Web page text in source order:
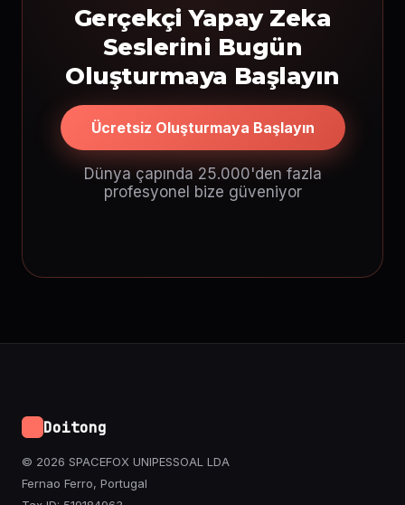
Gerçekçi Yapay Zeka
Seslerini Bugün
Oluşturmaya Başlayın
Ücretsiz Oluşturmaya Başlayın
Dünya çapında 25.000'den fazla
profesyonel bize güveniyor
Doitong
© 2026 SPACEFOX UNIPESSOAL LDA
Fernao Ferro, Portugal